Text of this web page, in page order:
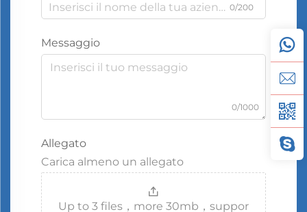
0/200
Messaggio
0/1000
Allegato
Carica almeno un allegato
Up to 3 files，more 30mb，suppor